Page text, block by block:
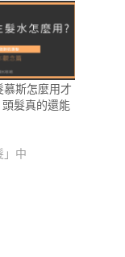
斯怎麼用才
髮真的還能
」中